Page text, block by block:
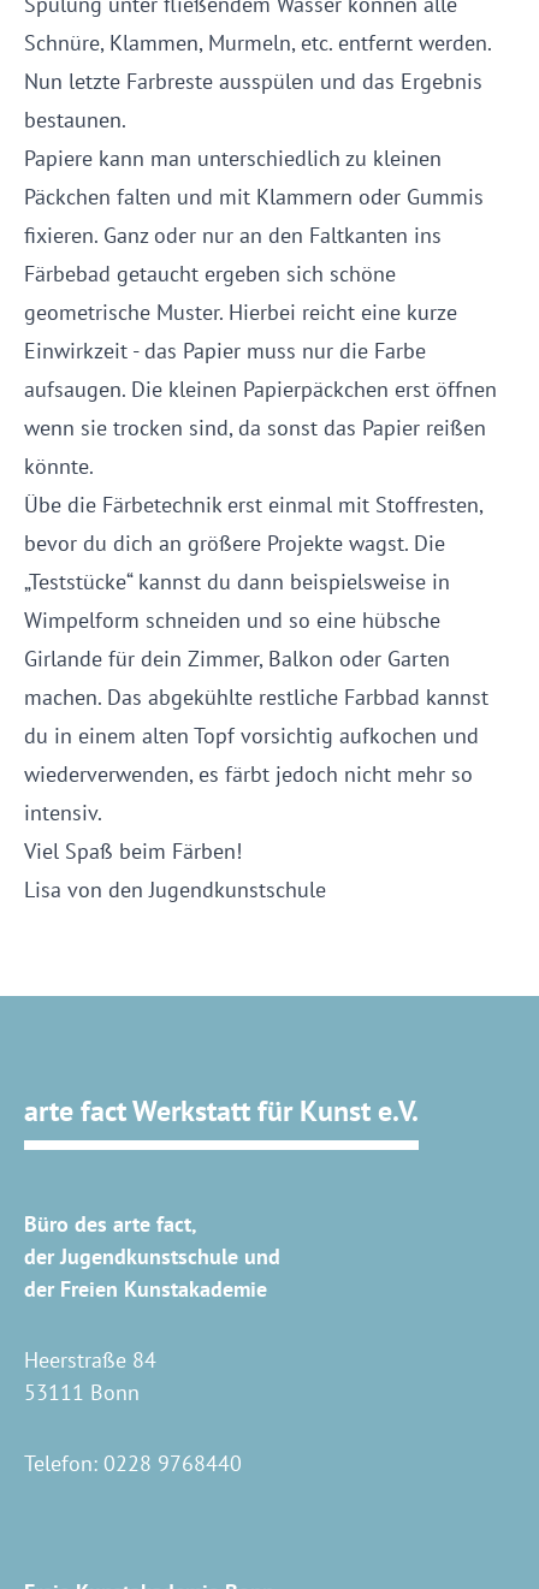
Schnüre, Klammen, Murmeln, etc. entfernt werden.
Nun letzte Farbreste ausspülen und das Ergebnis
bestaunen.
Papiere kann man unterschiedlich zu kleinen
Päckchen falten und mit Klammern oder Gummis
fixieren. Ganz oder nur an den Faltkanten ins
Färbebad getaucht ergeben sich schöne
geometrische Muster. Hierbei reicht eine kurze
Einwirkzeit - das Papier muss nur die Farbe
aufsaugen. Die kleinen Papierpäckchen erst öffnen
wenn sie trocken sind, da sonst das Papier reißen
könnte.
Übe die Färbetechnik erst einmal mit Stoffresten,
bevor du dich an größere Projekte wagst. Die
„Teststücke“ kannst du dann beispielsweise in
Wimpelform schneiden und so eine hübsche
Girlande für dein Zimmer, Balkon oder Garten
machen. Das abgekühlte restliche Farbbad kannst
du in einem alten Topf vorsichtig aufkochen und
wiederverwenden, es färbt jedoch nicht mehr so
intensiv.
Viel Spaß beim Färben!
Lisa von den Jugendkunstschule
arte fact Werkstatt für Kunst e.V.
Büro des arte fact,
der Jugendkunstschule und
der Freien Kunstakademie
Heerstraße 84
53111 Bonn
Telefon: 0228 9768440